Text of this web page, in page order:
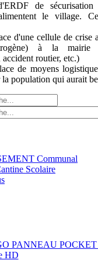
de sécurisation
le village.
d'une cellule de crise
à la
routier, etc.)
de moyens
population qui aurait
Communal
Scolaire